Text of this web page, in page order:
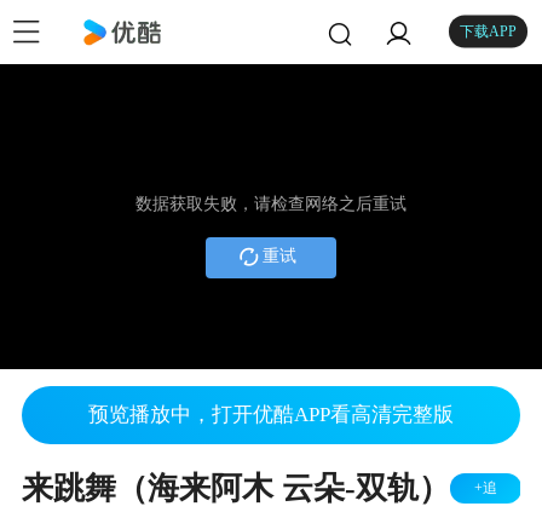
下载APP
数据获取失败，请检查网络之后重试
重试
预览播放中，打开优酷APP看高清完整版
来跳舞（海来阿木 云朵-双轨） +追